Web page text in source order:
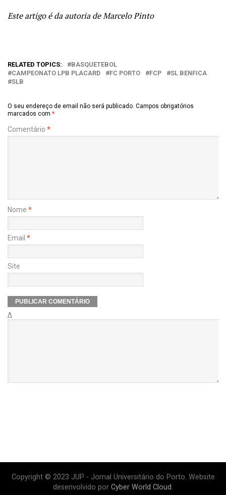
Este artigo é da autoria de Marcelo Pinto
RELATED TOPICS:
BASQUETEBOL
CAMPEONATO LPB PLACARD
FC PORTO FCP
SL BENFICA
SLB
O seu endereço de email não será publicado. Campos obrigatórios
marcados com *
Comentário *
Nome *
Email *
Site
Δ
Copyright © 2023 JUP - Jornal Universitário do Porto. Website
desenvolvido por Cyber World Cloud.